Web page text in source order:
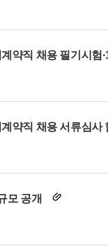
약직 채용 필기시험
약직 채용 서류심사
모 공개